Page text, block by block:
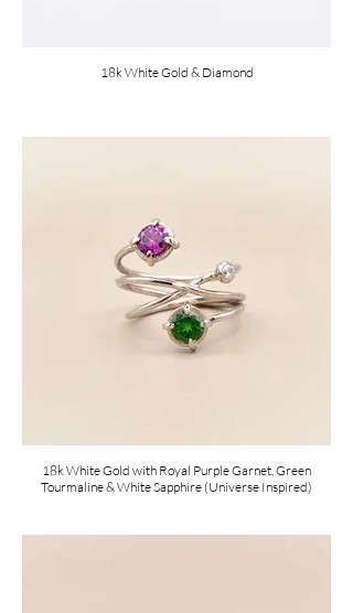
18k White Gold & Diamond
18k White Gold with Royal Purple Garnet, Green
Tourmaline & White Sapphire (Universe Inspired)